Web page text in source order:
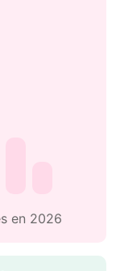
en 2026